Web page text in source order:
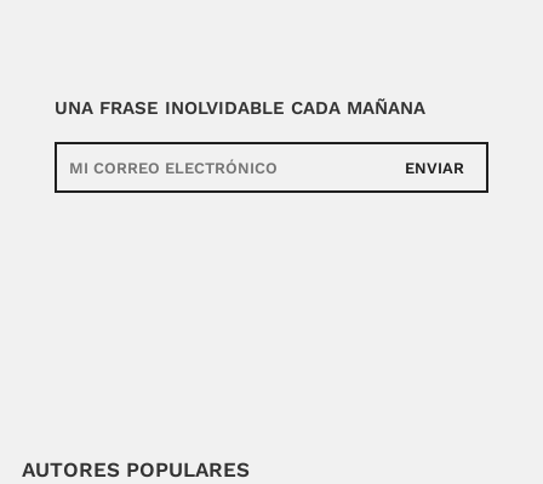
UNA FRASE INOLVIDABLE CADA MAÑANA
ENVIAR
AUTORES POPULARES